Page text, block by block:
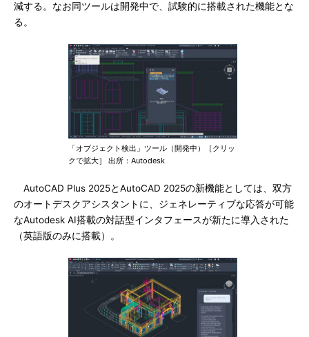
減する。なお同ツールは開発中で、試験的に搭載された機能とな
る。
「オブジェクト検出」ツール（開発中）［クリッ
クで拡大］ 出所：Autodesk
AutoCAD Plus 2025とAutoCAD 2025の新機能としては、双方
のオートデスクアシスタントに、ジェネレーティブな応答が可能
なAutodesk AI搭載の対話型インタフェースが新たに導入された
（英語版のみに搭載）。